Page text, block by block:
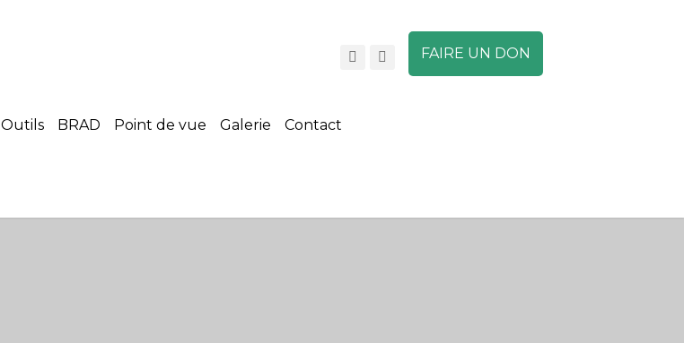
FAIRE UN DON
Outils BRAD Point de vue Galerie Contact